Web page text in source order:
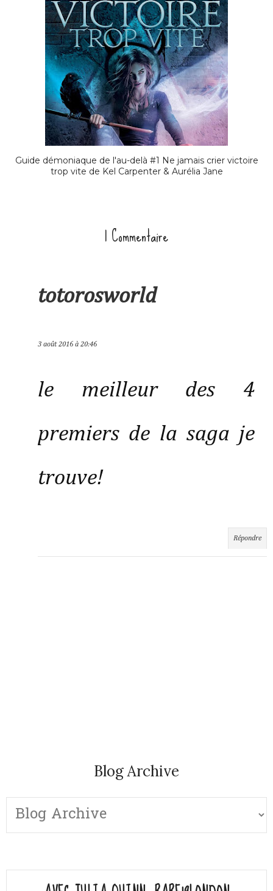
Guide démoniaque de l'au-delà #1 Ne jamais crier victoire
trop vite de Kel Carpenter & Aurélia Jane
1 Commentaire
totorosworld
3 août 2016 à 20:46
le meilleur des 4
premiers de la saga je
trouve!
Répondre
Blog Archive